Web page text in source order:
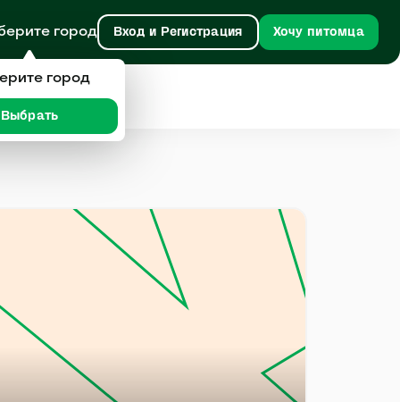
город Вход и Регистрация Хочу питомца
город
Выбрать